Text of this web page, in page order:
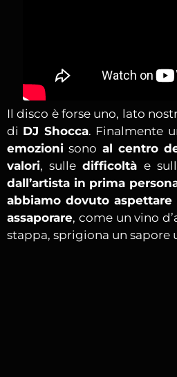
Il disco è forse uno, lato
di DJ Shocca. Finalmente
emozioni sono al centro
valori, sulle difficoltà e
dall’artista in prima
abbiamo dovuto
assaporare, come un vino
stappa, sprigiona un sapore